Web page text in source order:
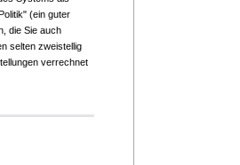
(ein guter
die Sie auch
selten zweistellig
verrechnet